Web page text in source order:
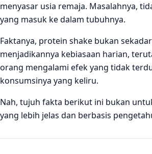
menyasar usia remaja. Masalahnya,
yang masuk ke dalam tubuhnya.
Faktanya, protein shake bukan
menjadikannya kebiasaan harian,
orang mengalami efek yang tidak
konsumsinya yang keliru.
Nah, tujuh fakta berikut ini bukan
yang lebih jelas dan berbasis